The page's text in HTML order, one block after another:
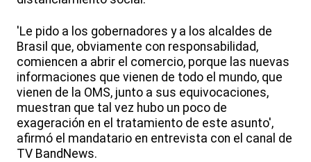
'Le pido a los gobernadores y a los alcaldes de
Brasil que, obviamente con responsabilidad,
comiencen a abrir el comercio, porque las nuevas
informaciones que vienen de todo el mundo, que
vienen de la OMS, junto a sus equivocaciones,
muestran que tal vez hubo un poco de
exageración en el tratamiento de este asunto',
afirmó el mandatario en entrevista con el canal de
TV BandNews.